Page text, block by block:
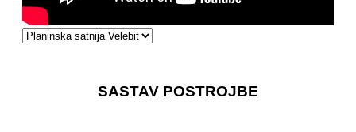
SASTAV POSTROJBE